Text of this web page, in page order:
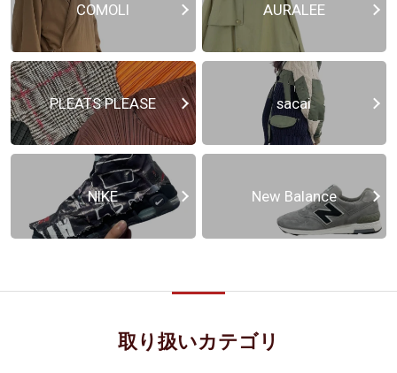
COMOLI AURALEE
PLEATS PLEASE sacai
NIKE New Balance
取り扱いカテゴリ